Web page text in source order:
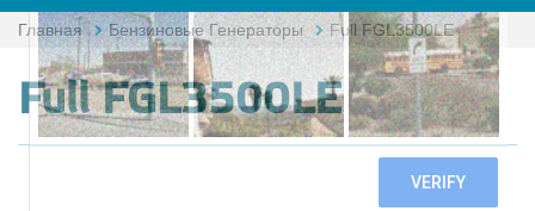
Главная Бензиновые Генераторы Full FGL3500LE
Full FGL3500LE